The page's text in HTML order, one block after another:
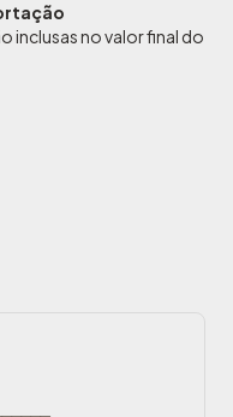
inclusas no valor final do